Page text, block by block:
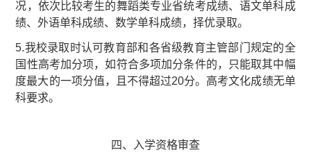
况，依次比较考生的舞蹈类专业省统考成绩、语文单科成
绩、外语单科成绩、数学单科成绩，择优录取。
5.我校录取时认可教育部和各省级教育主管部门规定的全
国性高考加分项，如符合多项加分条件的，只能取其中幅
度最大的一项分值，且不得超过20分。高考文化成绩无单
科要求。
四、入学资格审查